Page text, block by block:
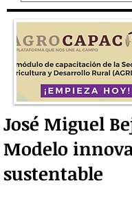
José Miguel
Modelo
sustentable